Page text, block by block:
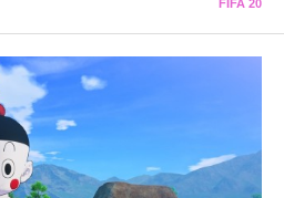
FIFA 20